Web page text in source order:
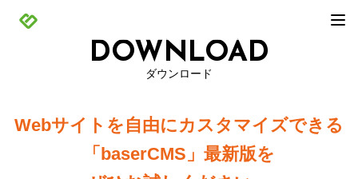
DOWNLOAD
ダウンロード
Webサイトを自由にカスタマイズできる
「baserCMS」最新版を